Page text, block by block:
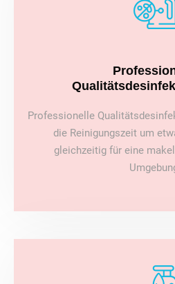
Professionelle
die Reinigungszeit um
gleichzeitig für eine